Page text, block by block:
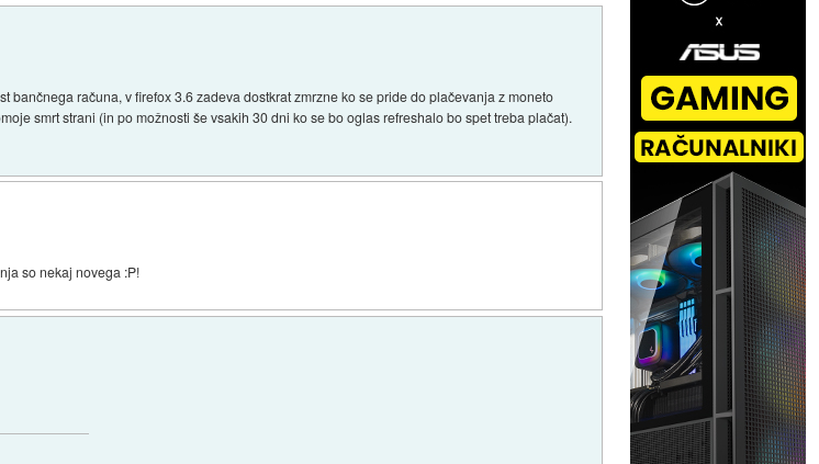
bančnega računa, v firefox 3.6 zadeva dostkrat zmrzne ko se pride do plačevanja z moneto
smrt strani (in po možnosti še vsakih 30 dni ko se bo oglas refreshalo bo spet treba plačat).
so nekaj novega :P!